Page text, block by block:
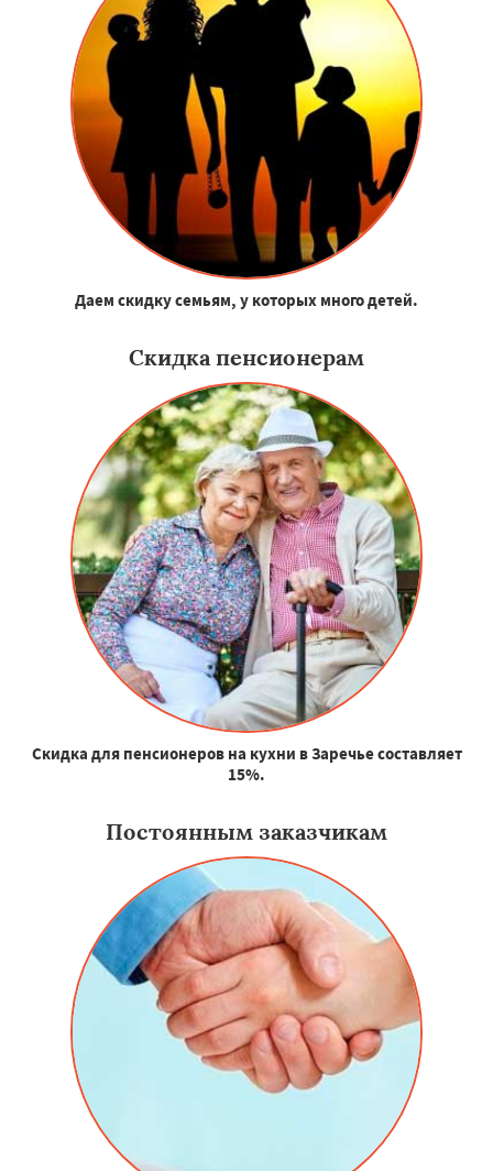
Даем скидку семьям, у которых много детей.
Скидка пенсионерам
Скидка для пенсионеров на кухни в Заречье составляет
15%.
Постоянным заказчикам